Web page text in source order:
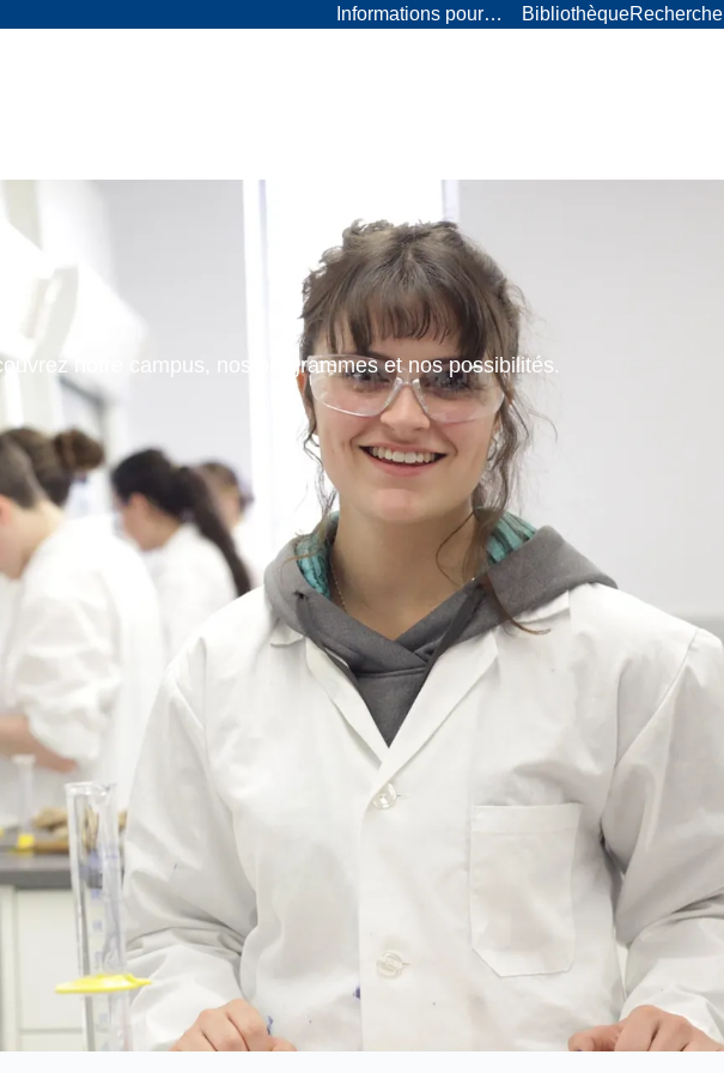
Informations pour… BibliothèqueRecherche
notre campus, nos programmes et nos possibilités.